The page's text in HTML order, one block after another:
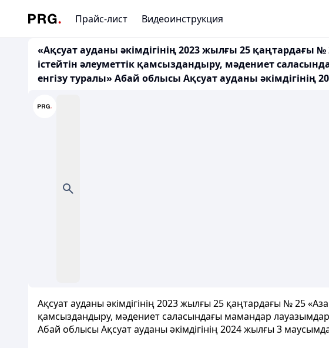
Прайс-лист Видеоинструкция
«Ақсуат ауданы әкімдігінің 2023 жылғы 25
істейтін әлеуметтік қамсыздандыру, мәдениет
енгізу туралы» Абай облысы Ақсуат ауданы
Ақсуат ауданы әкімдігінің 2023 жылғы 25 қаңтардағы № 25
қамсыздандыру, мәдениет саласындағы мамандар
Абай облысы Ақсуат ауданы әкімдігінің 2024 жылғы 3